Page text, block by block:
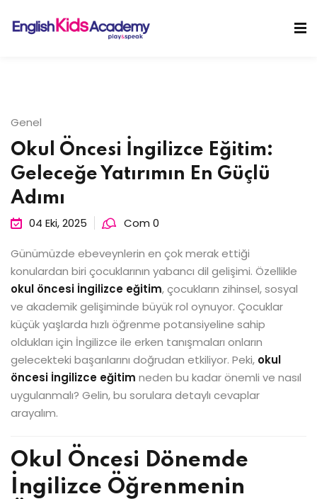
Genel
Okul Öncesi İngilizce Eğitim:
Geleceğe Yatırımın En Güçlü
Adımı
04 Eki, 2025 Com 0
Günümüzde ebeveynlerin en çok merak ettiği
konulardan biri çocuklarının yabancı dil gelişimi. Özellikle
okul öncesi İngilizce eğitim, çocukların zihinsel, sosyal
ve akademik gelişiminde büyük rol oynuyor. Çocuklar
küçük yaşlarda hızlı öğrenme potansiyeline sahip
oldukları için İngilizce ile erken tanışmaları onların
gelecekteki başarılarını doğrudan etkiliyor. Peki, okul
öncesi İngilizce eğitim neden bu kadar önemli ve nasıl
uygulanmalı? Gelin, bu sorulara detaylı cevaplar
arayalım.
Okul Öncesi Dönemde
İngilizce Öğrenmenin
Sign in
Remember me Lost your password?